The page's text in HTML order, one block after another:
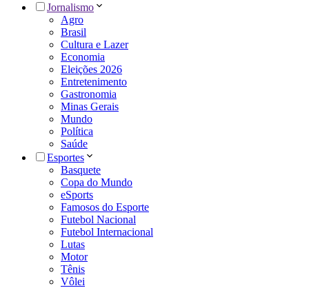
Jornalismo
Agro
Brasil
Cultura e Lazer
Economia
Eleições 2026
Entretenimento
Gastronomia
Minas Gerais
Mundo
Política
Saúde
Esportes
Basquete
Copa do Mundo
eSports
Famosos do Esporte
Futebol Nacional
Futebol Internacional
Lutas
Motor
Tênis
Vôlei